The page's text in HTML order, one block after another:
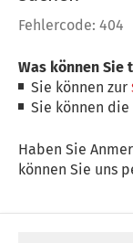
Fehlercode: 404
Was können Sie
Sie können zur
Sie können die
Haben Sie
können Sie uns